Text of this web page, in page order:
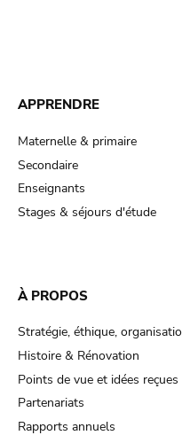
APPRENDRE
Maternelle & primaire
Secondaire
Enseignants
Stages & séjours d'étude
À PROPOS
Stratégie, éthique,
Histoire & Rénovation
Points de vue et idées reçues
Partenariats
Rapports annuels